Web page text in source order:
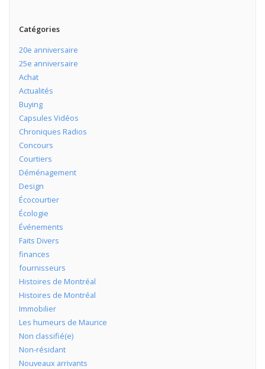
Catégories
20e anniversaire
25e anniversaire
Achat
Actualités
Buying
Capsules Vidéos
Chroniques Radios
Concours
Courtiers
Déménagement
Design
Écocourtier
Écologie
Événements
Faits Divers
finances
fournisseurs
Histoires de Montréal
Histoires de Montréal
Immobilier
Les humeurs de Maurice
Non classifié(e)
Non-résidant
Nouveaux arrivants